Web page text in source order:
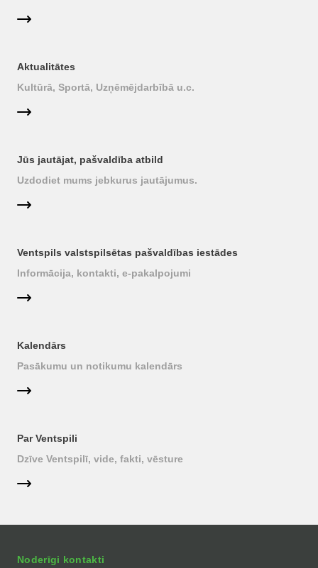
Aktualitātes
Kultūrā, Sportā, Uzņēmējdarbībā u.c.
Jūs jautājat, pašvaldība atbild
Uzdodiet mums jebkurus jautājumus.
Ventspils valstspilsētas pašvaldības iestādes
Informācija, kontakti, e-pakalpojumi
Kalendārs
Pasākumu un notikumu kalendārs
Par Ventspili
Dzīve Ventspilī, vide, fakti, vēsture
Noderīgi kontakti